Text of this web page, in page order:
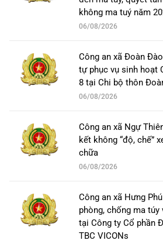
không ma tuý năm
06/08/2026
Công an xã Đoàn
tự phục vụ sinh hoạt
8 tại Chi bộ thôn
06/08/2026
Công an xã Ngự
kết không “độ, chế”
chữa
06/08/2026
Công an xã Hưng
phòng, chống ma
tại Công ty Cổ phần
TBC VICONs